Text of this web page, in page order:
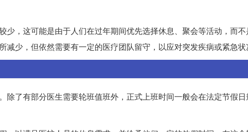
少，这可能是由于人们在过年期间优先选择休息、聚会等活动，而
少，但依然需要有一定的医疗团队留守，以应对突发疾病或紧急状
除了有部分医生需要轮班值班外，正式上班时间一般会在法定节假